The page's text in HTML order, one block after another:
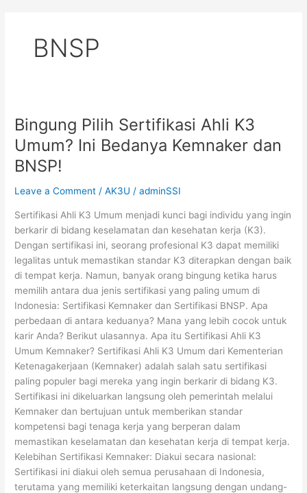
BNSP
Bingung Pilih Sertifikasi Ahli K3
Umum? Ini Bedanya Kemnaker dan
BNSP!
Leave a Comment /AK3U /adminSSI
Sertifikasi Ahli K3 Umum menjadi kunci bagi individu yang ingin
berkarir di bidang keselamatan dan kesehatan kerja (K3).
Dengan sertifikasi ini, seorang profesional K3 dapat memiliki
legalitas untuk memastikan standar K3 diterapkan dengan baik
di tempat kerja. Namun, banyak orang bingung ketika harus
memilih antara dua jenis sertifikasi yang paling umum di
Indonesia: Sertifikasi Kemnaker dan Sertifikasi BNSP. Apa
perbedaan di antara keduanya? Mana yang lebih cocok untuk
karir Anda? Berikut ulasannya. Apa itu Sertifikasi Ahli K3
Umum Kemnaker? Sertifikasi Ahli K3 Umum dari Kementerian
Ketenagakerjaan (Kemnaker) adalah salah satu sertifikasi
paling populer bagi mereka yang ingin berkarir di bidang K3.
Sertifikasi ini dikeluarkan langsung oleh pemerintah melalui
Kemnaker dan bertujuan untuk memberikan standar
kompetensi bagi tenaga kerja yang berperan dalam
memastikan keselamatan dan kesehatan kerja di tempat kerja.
Kelebihan Sertifikasi Kemnaker: Diakui secara nasional:
Sertifikasi ini diakui oleh semua perusahaan di Indonesia,
terutama yang memiliki keterkaitan langsung dengan undang-
Pilih
Sertifikasi
Ahli
K3
Ini
Bedanya
Kemnaker
dan
BNSP!